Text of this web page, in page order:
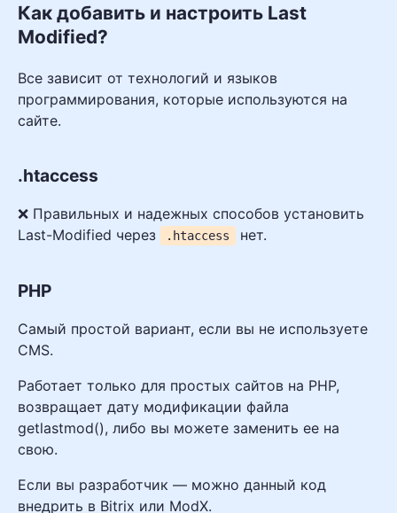
Как добавить и настроить Last
Modified?
Все зависит от технологий и языков
программирования, которые используются на
сайте.
.htaccess
❌ Правильных и надежных способов установить
Last-Modified через
.htaccess нет.
PHP
Самый простой вариант, если вы не используете
CMS.
Работает только для простых сайтов на PHP,
возвращает дату модификации файла
getlastmod(), либо вы можете заменить ее на
свою.
Если вы разработчик — можно данный код
внедрить в Bitrix или ModX.